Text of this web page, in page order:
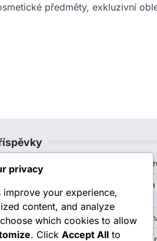
předměty, exkluzivní
Pass v PUBG Mobile: Dopad na
Pass v PUBG Mobile: Zpětná
Akce Přihlašovací Truhly: Sezónní
UC kódy pro výměnu: Analýza
privacy
improve your experience,
content, and analyze
which cookies to allow
. Click Accept All to